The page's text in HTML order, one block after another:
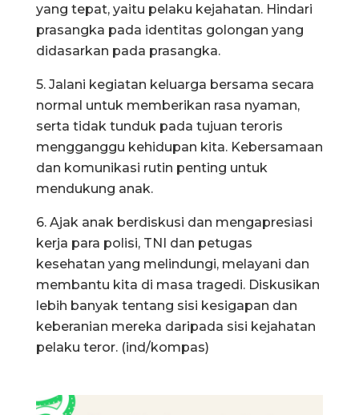
yang tepat, yaitu pelaku kejahatan. Hindari
prasangka pada identitas golongan yang
didasarkan pada prasangka.
5. Jalani kegiatan keluarga bersama secara
normal untuk memberikan rasa nyaman,
serta tidak tunduk pada tujuan teroris
mengganggu kehidupan kita. Kebersamaan
dan komunikasi rutin penting untuk
mendukung anak.
6. Ajak anak berdiskusi dan mengapresiasi
kerja para polisi, TNI dan petugas
kesehatan yang melindungi, melayani dan
membantu kita di masa tragedi. Diskusikan
lebih banyak tentang sisi kesigapan dan
keberanian mereka daripada sisi kejahatan
pelaku teror. (ind/kompas)